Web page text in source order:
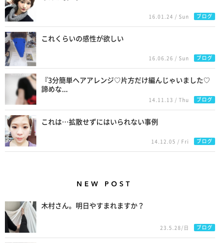
16.01.24 / Sun ブログ
これくらいの感性が欲しい
16.06.26 / Sun ブログ
『3分簡単ヘアアレンジ♡片方だけ編んじゃいました♡
諦めな...
14.11.13 / Thu ブログ
これは…拡散せずにはいられない事例
14.12.05 / Fri ブログ
木村さん。明日やすまれますか？
23.5.28/日 ブログ